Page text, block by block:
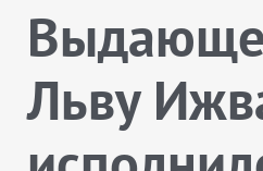
Льву